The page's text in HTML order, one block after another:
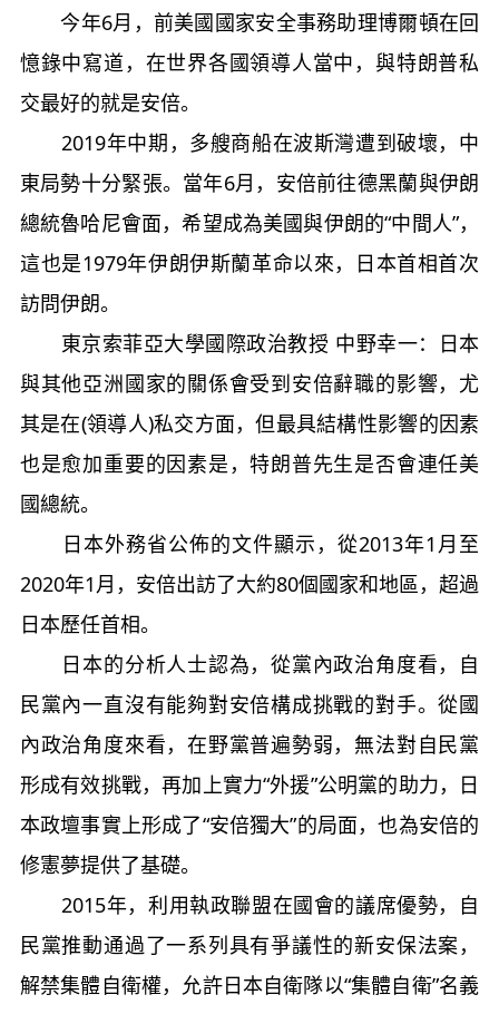
今年6月，前美國國家安全事務助理博爾頓在回
憶錄中寫道，在世界各國領導人當中，與特朗普私
交最好的就是安倍。
2019年中期，多艘商船在波斯灣遭到破壞，中
東局勢十分緊張。當年6月，安倍前往德黑蘭與伊朗
總統魯哈尼會面，希望成為美國與伊朗的“中間人”，
這也是1979年伊朗伊斯蘭革命以來，日本首相首次
訪問伊朗。
東京索菲亞大學國際政治教授 中野幸一：日本
與其他亞洲國家的關係會受到安倍辭職的影響，尤
其是在(領導人)私交方面，但最具結構性影響的因素
也是愈加重要的因素是，特朗普先生是否會連任美
國總統。
日本外務省公佈的文件顯示，從2013年1月至
2020年1月，安倍出訪了大約80個國家和地區，超過
日本歷任首相。
日本的分析人士認為，從黨內政治角度看，自
民黨內一直沒有能夠對安倍構成挑戰的對手。從國
內政治角度來看，在野黨普遍勢弱，無法對自民黨
形成有效挑戰，再加上實力“外援”公明黨的助力，日
本政壇事實上形成了“安倍獨大”的局面，也為安倍的
修憲夢提供了基礎。
2015年，利用執政聯盟在國會的議席優勢，自
民黨推動通過了一系列具有爭議性的新安保法案，
解禁集體自衛權，允許日本自衛隊以“集體自衛”名義